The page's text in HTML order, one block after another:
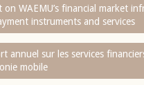
on WAEMU’s financial market
instruments and services
annuel sur les services
mobile